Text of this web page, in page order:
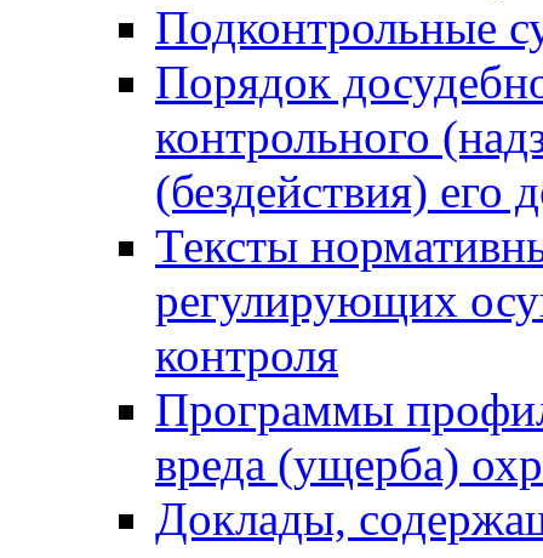
Подконтрольные
Порядок
контрольного
(бездействия)
Тексты
регулирующих
контроля
Программы
вреда (ущерба)
Доклады,